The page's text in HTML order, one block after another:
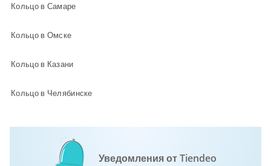
Кольцо в Самаре
Кольцо в Омске
Кольцо в Казани
Кольцо в Челябинске
Уведомления от Tiendeo